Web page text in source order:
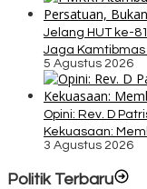
Jelang HUT ke-
Jaga Kamtibmas
5 Agustus 2026
Opini: Rev. D
Kekuasaan:
3 Agustus 2026
Politik Terbaru